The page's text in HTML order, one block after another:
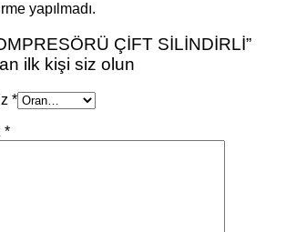
yapılmadı.
ÇİFT SİLİNDİRLİ”
ilk kişi siz olun
*
*